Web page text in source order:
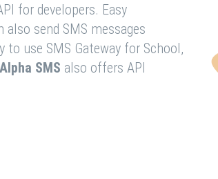
for developers. Easy
send SMS messages
to use SMS Gateway for School,
Alpha SMS also offers API